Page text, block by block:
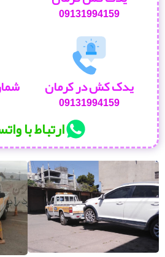
09131994159
یدک کش در کرمان
09131994159
ارتباط با